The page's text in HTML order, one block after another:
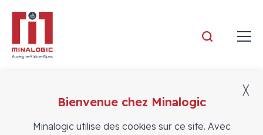
Bienvenue chez Minalogic
Minalogic utilise des cookies sur ce site. Avec
╳